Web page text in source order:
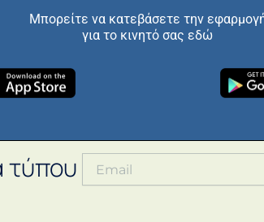
Μπορείτε να κατεβάσετε την
για το κινητό σας εδώ
τύπου